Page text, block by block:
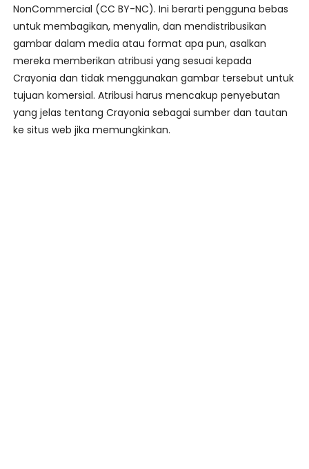
NonCommercial (CC BY-NC). Ini berarti pengguna bebas
untuk membagikan, menyalin, dan mendistribusikan
gambar dalam media atau format apa pun, asalkan
mereka memberikan atribusi yang sesuai kepada
Crayonia dan tidak menggunakan gambar tersebut untuk
tujuan komersial. Atribusi harus mencakup penyebutan
yang jelas tentang Crayonia sebagai sumber dan tautan
ke situs web jika memungkinkan.